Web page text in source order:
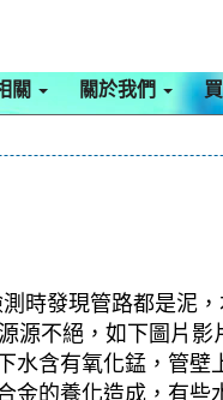
關 關於我們
時發現管路都是泥
源不絕，如下圖片
含有氧化錳，管
的養化造成，有